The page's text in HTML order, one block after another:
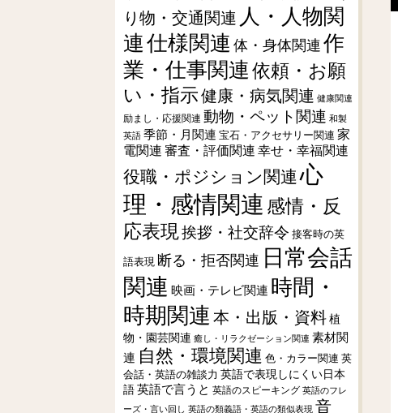
り物・交通関連 人・人物関
連仕様関連 体・身体関連 作
業・仕事関連依頼・お願
い・指示健康・病気関連 健康関連
励まし・応援関連 動物・ペット関連 和製
英語 季節・月関連 宝石・アクセサリー関連 家
電関連 審査・評価関連 幸せ・幸福関連
役職・ポジション関連 心
理・感情関連 感情・反
応表現挨拶・社交辞令 接客時の英
語表現 断る・拒否関連 日常会話
関連 映画・テレビ関連 時間・
時期関連 本・出版・資料植
物・園芸関連 癒し・リラクゼーション関連 素材関
連 自然・環境関連 色・カラー関連 英
会話・英語の雑談力 英語で表現しにくい日本
語 英語で言うと 英語のスピーキング 英語のフレ
ーズ・言い回し 英語の類義語・英語の類似表現 音